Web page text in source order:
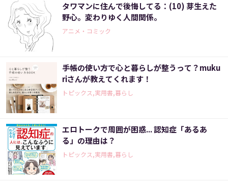
タワマンに住んで後悔してる：(10) 芽生えた
野心。変わりゆく人間関係。
アニメ・コミック
手帳の使い方で心と暮らしが整うって？muku
riさんが教えてくれます！
トピックス,実用書,暮らし
エロトークで周囲が困惑... 認知症「あるあ
る」の理由は？
トピックス,実用書,暮らし